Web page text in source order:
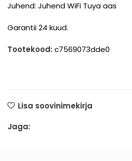
Juhend: Juhend WiFi Tuya aas
Garantii 24 kuud.
Tootekood: c7569073dde0
Lisa soovinimekirja
Jaga: